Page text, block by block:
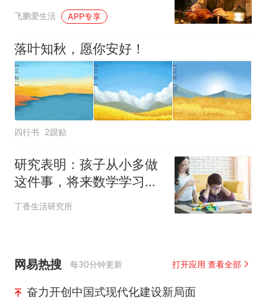
飞鹏爱生活 APP专享
落叶知秋，愿你安好！
四行书 2跟贴
研究表明：孩子从小多做
这件事，将来数学学习比
别人更轻松
丁香生活研究所
网易热搜 每30分钟更新 打开应用 查看全部
奋力开创中国式现代化建设新局面